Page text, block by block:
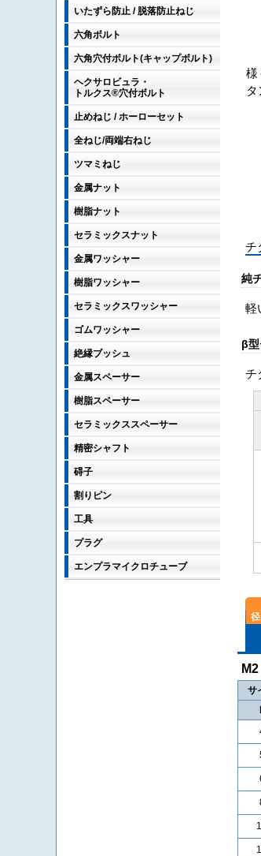
いたずら防止 / 脱落防止ねじ
六角ボルト
六角穴付ボルト(キャップボルト)
ヘクサロビュラ・
トルクス®穴付ボルト
止めねじ / ホーローセット
全ねじ/両端右ねじ
ツマミねじ
金属ナット
樹脂ナット
セラミックスナット
金属ワッシャー
樹脂ワッシャー
セラミックスワッシャー
ゴムワッシャー
絶縁ブッシュ
金属スペーサー
樹脂スペーサー
セラミックススペーサー
精密シャフト
碍子
割りピン
工具
プラグ
エンプラマイクロチューブ
様
チ
純
軽
β
チ
M2
サ